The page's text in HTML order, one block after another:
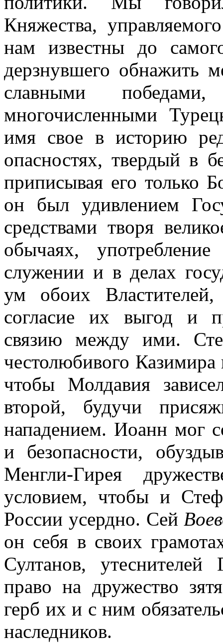
Княжества,
нам известны до
дерзнувшего обнажить
славными
многочисленными
имя свое в историю
опасностях, твердый в
приписывая его только
он был удивлением
средствами творя
обычаях,
служении и в делах
ум обоих
согласие их выгод и
связию между ими.
честолюбивого
чтобы Молдавия
второй, будучи
нападением. Иоанн мог
и безопасности,
Менгли-Гирея
условием, чтобы и
России усердно. Сей
он себя в своих
Султанов,
право на дружество
герб их и с ним
наследников.